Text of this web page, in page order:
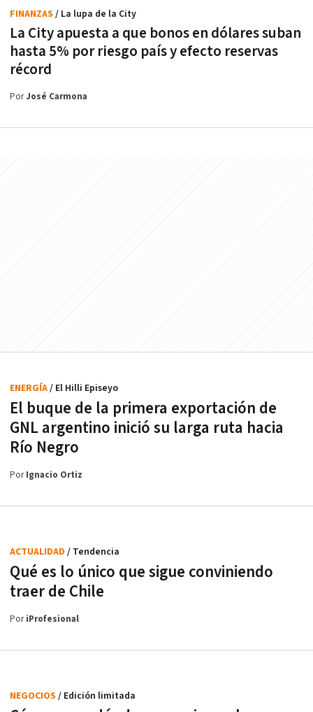
La City apuesta a que bonos en dólares suban
hasta 5% por riesgo país y efecto reservas
récord
FINANZAS / La lupa de la City
PorJosé Carmona
El buque de la primera exportación de
GNL argentino inició su larga ruta hacia
Río Negro
ENERGÍA/ El Hilli Episeyo
PorIgnacio Ortiz
Qué es lo único que sigue conviniendo
traer de Chile
ACTUALIDAD / Tendencia
PoriProfesional
NEGOCIOS / Edición limitada